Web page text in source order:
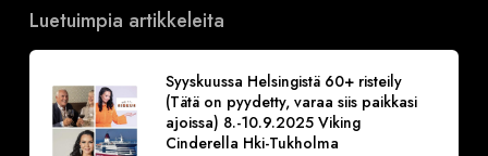
Luetuimpia artikkeleita
Syyskuussa Helsingistä 60+ risteily
(Tätä on pyydetty, varaa siis paikkasi
ajoissa) 8.-10.9.2025 Viking
Cinderella Hki-Tukholma